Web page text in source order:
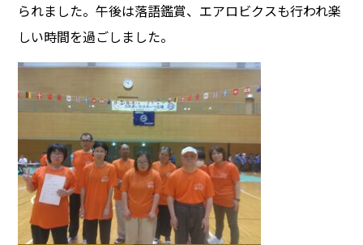
られました。午後は落語鑑賞、エアロビクスも行われ楽
しい時間を過ごしました。